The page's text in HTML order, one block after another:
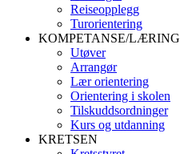
Reiseopplegg
Turorientering
KOMPETANSE/LÆRING
Utøver
Arrangør
Lær orientering
Orientering i skolen
Tilskuddsordninger
Kurs og utdanning
KRETSEN